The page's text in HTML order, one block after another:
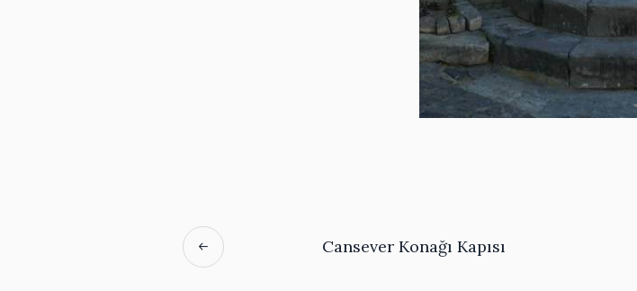
Cansever Konağı Kapısı